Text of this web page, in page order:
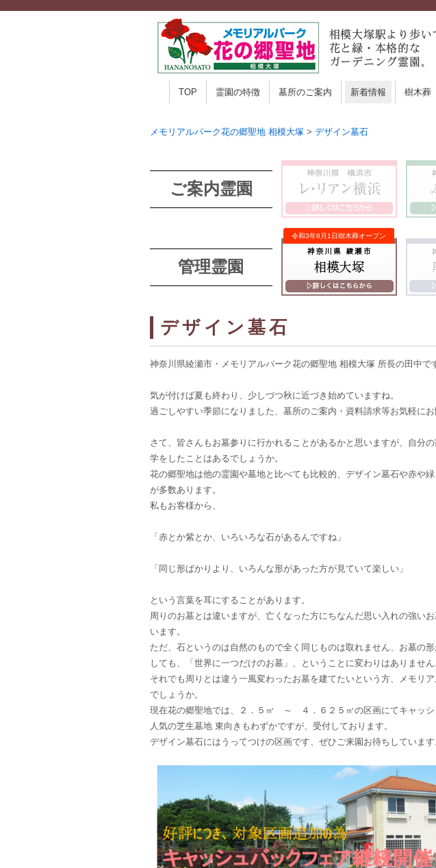
TOP 霊園の特徴 墓所のご案内 新着情報 樹木葬
メモリアルパーク花の郷聖地 相模大塚> デザイン墓石
ご案内霊園
管理霊園
デザイン墓石
神奈川県綾瀬市・メモリアルパーク花の郷聖地 相模大塚 所長の田中で
気が付けば夏も終わり、少しづつ秋に近づき始めていますね。
過ごしやすい季節になりました、墓所のご案内・資料請求等お気軽にお
さて、皆さんもお墓参りに行かれることがあるかと思いますが、自分
学をしたことはあるでしょうか。
花の郷聖地は他の霊園や墓地と比べても比較的、デザイン墓石や赤や
が多数あります。
私もお客様から、
「赤とか紫とか、いろいろな石があるんですね」
「同じ形ばかりより、いろんな形があった方が見ていて楽しい」
という言葉を耳にすることがあります。
周りのお墓とは違いますが、亡くなった方にちなんだ思い入れの強い
います。
ただ、石というのは自然のもので全く同じものは取れません、お墓の
しても、「世界に一つだけのお墓」、ということに変わりはありません
それでも周りとは違う一風変わったお墓を建てたいという方、メモリ
でしょうか。
現在花の郷聖地では、２．５㎡ ～ ４．６２５㎡の区画にてキャッシ
人気の芝生墓地 東向きもわずかですが、受付しております。
デザイン墓石にはうってつけの区画です、ぜひご来園お待ちしています